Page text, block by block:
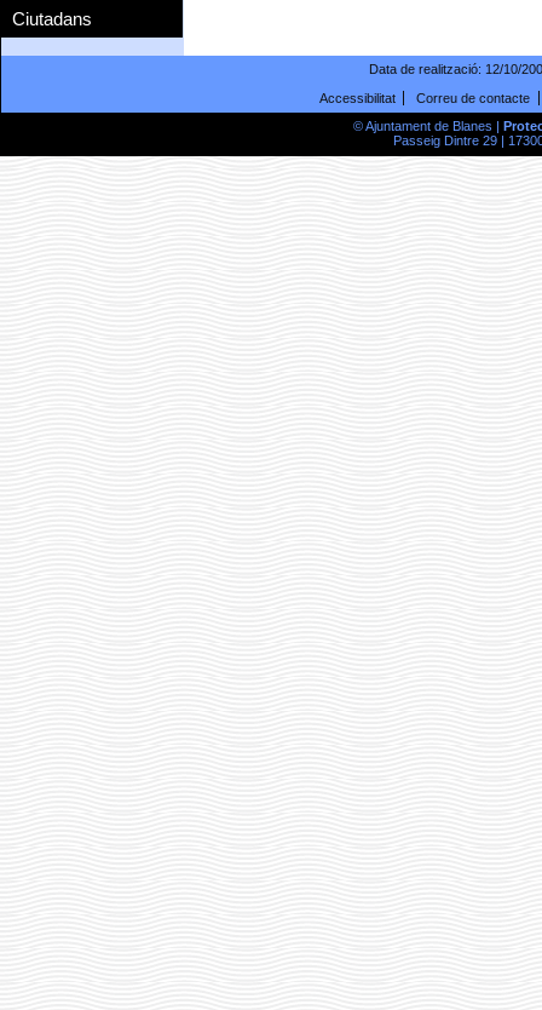
Ciutadans
Data de realització: 12/10/
Accessibilitat
Correu de contacte
© Ajuntament de Blanes |
Passeig Dintre 29 |